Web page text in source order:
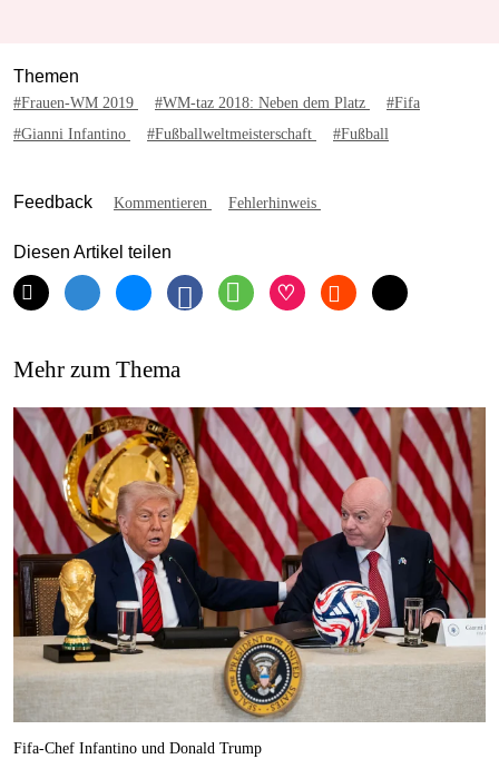
Themen
#Frauen-WM 2019 #WM-taz 2018: Neben dem Platz
#Fifa
#Gianni Infantino
#Fußballweltmeisterschaft #Fußball
Feedback Kommentieren Fehlerhinweis
Diesen Artikel teilen
Mehr zum Thema
Fifa-Chef Infantino und Donald Trump